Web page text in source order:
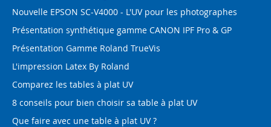
Nouvelle EPSON SC-V4000 - L'UV pour les photographes
Présentation synthétique gamme CANON IPF Pro & GP
Présentation Gamme Roland TrueVis
L'impression Latex By Roland
Comparez les tables à plat UV
8 conseils pour bien choisir sa table à plat UV
Que faire avec une table à plat UV ?